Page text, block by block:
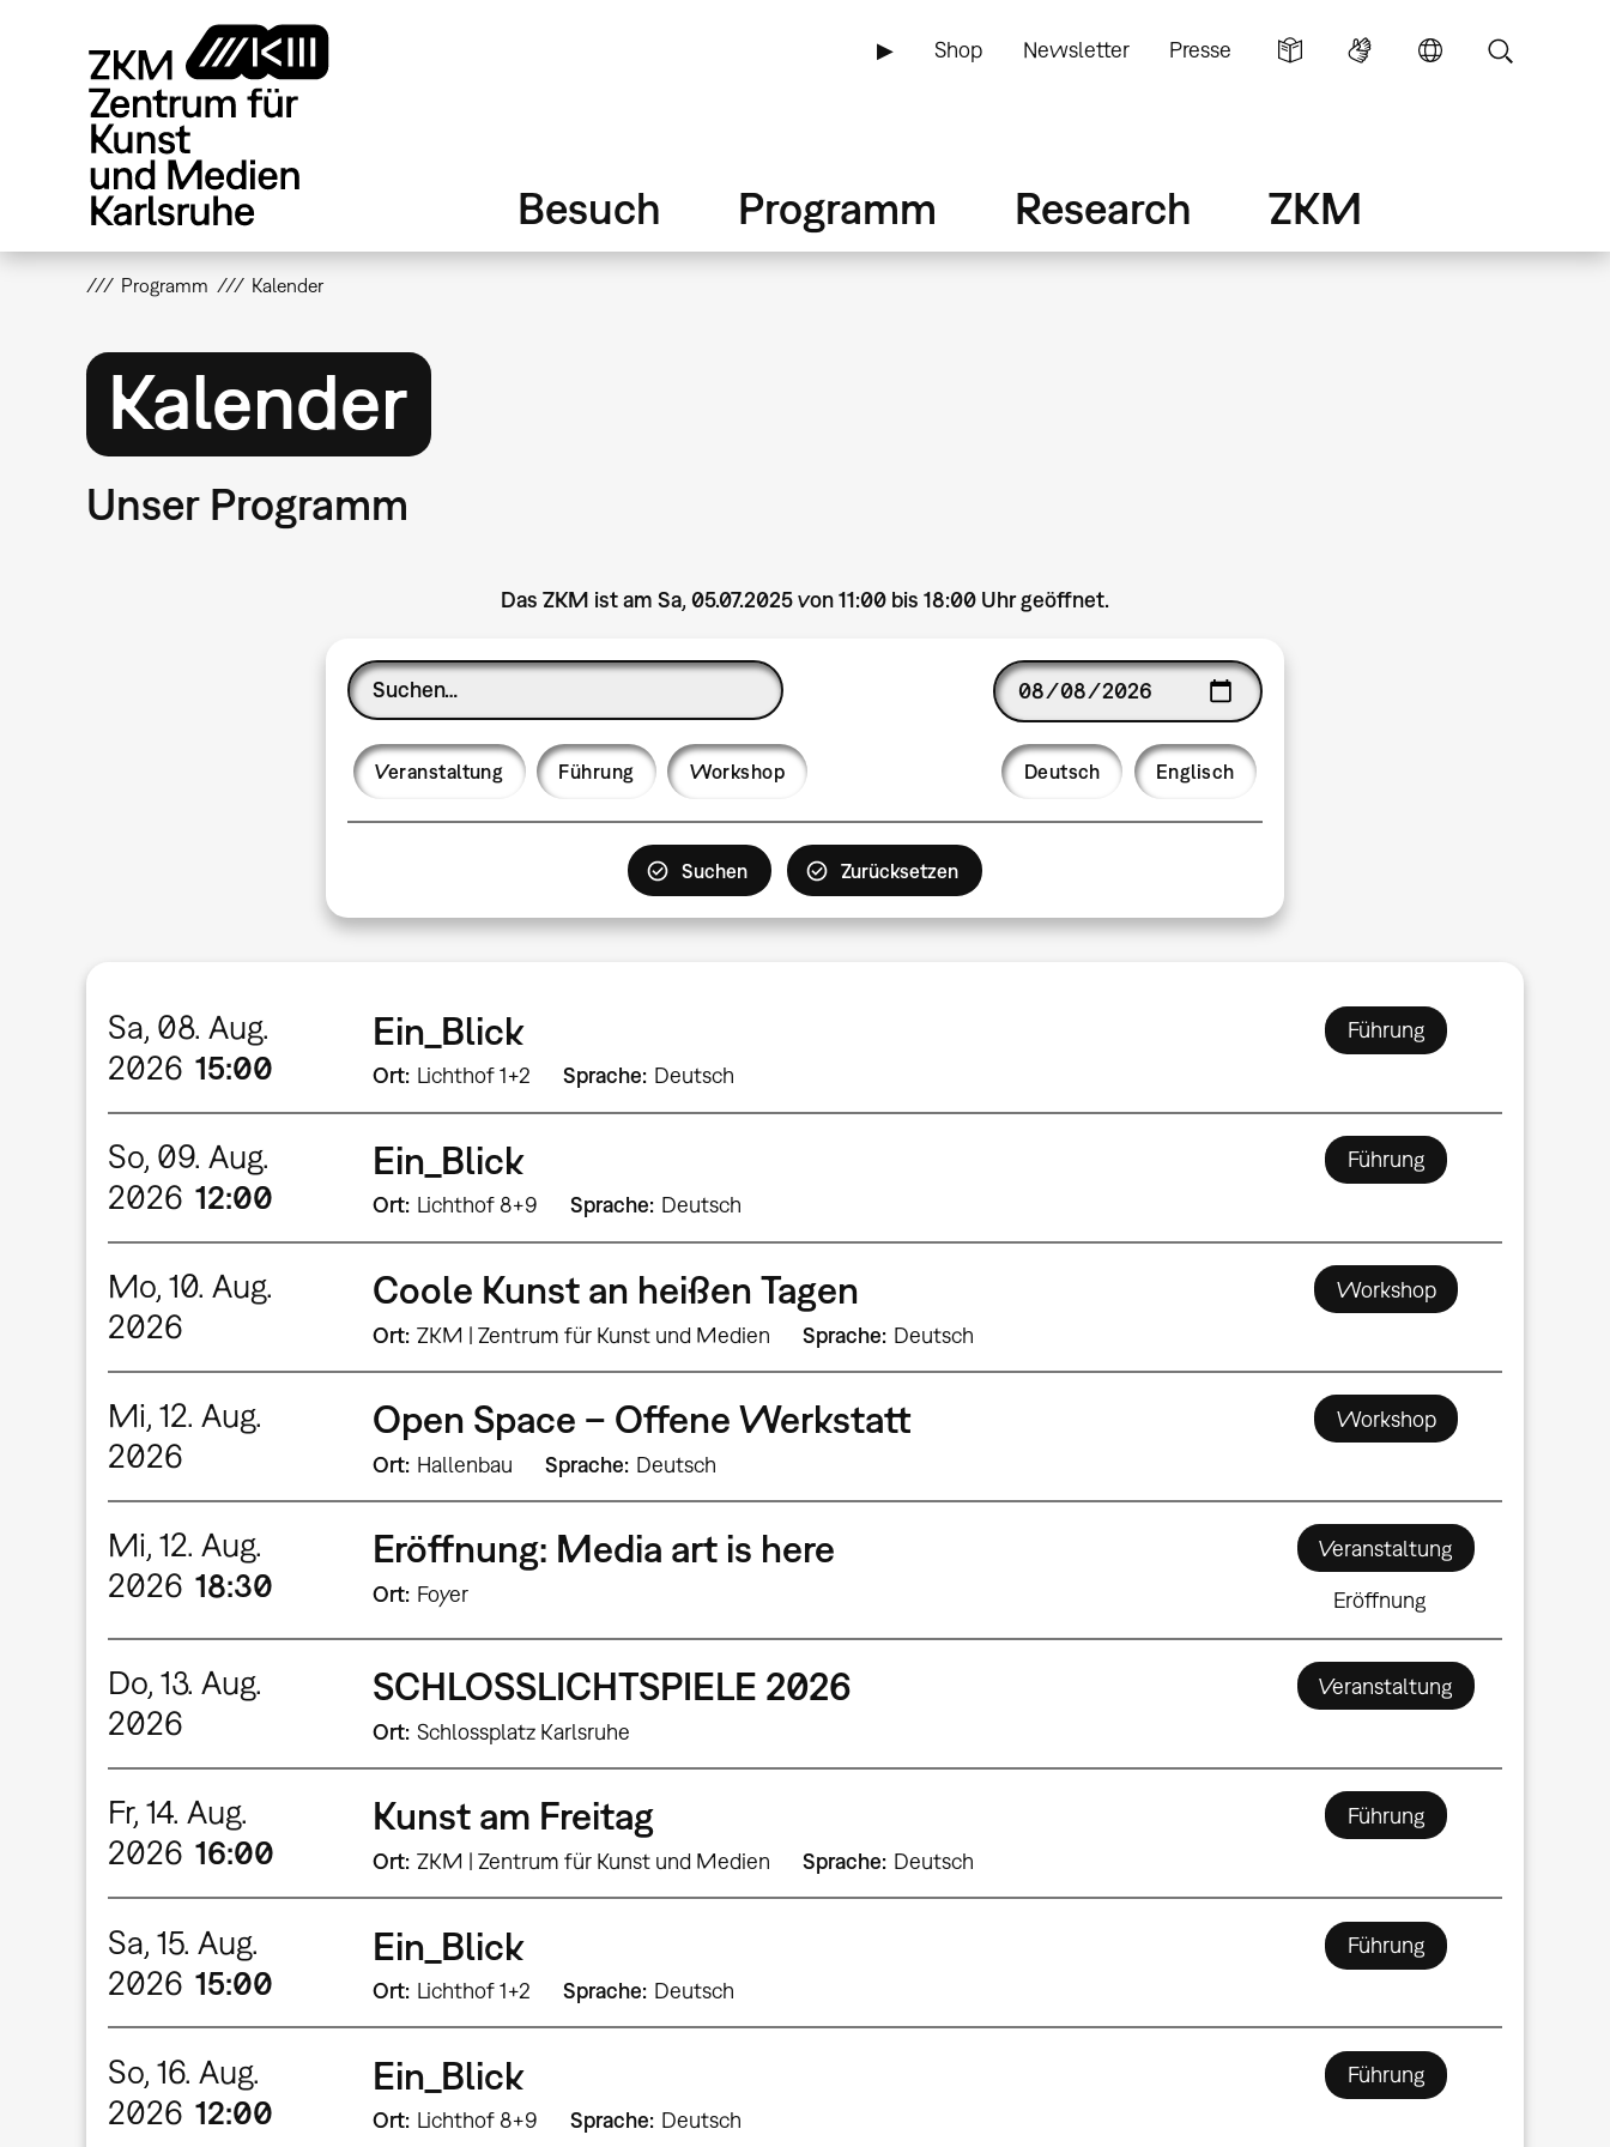
▶ Shop Newsletter Presse
Besuch Programm Research ZKM
Programm Kalender
Kalender
Unser Programm
Das ZKM ist am Sa, 05.07.2025 von 11:00 bis 18:00 Uhr geöffnet.
Date
Veranstaltung Führung Workshop Language
Deutsch Englisch
Sa, 08. Aug.
2026 15:00
Ein_Blick
Ort Lichthof 1+2 Sprache Deutsch
Führung
So, 09. Aug.
2026 12:00
Ein_Blick
Ort Lichthof 8+9 Sprache Deutsch
Führung
Mo, 10. Aug.
2026
Coole Kunst an heißen Tagen
Ort ZKM | Zentrum für Kunst und Medien Sprache Deutsch
Workshop
Mi, 12. Aug.
2026
Open Space – Offene Werkstatt
Ort Hallenbau Sprache Deutsch
Workshop
Mi, 12. Aug.
2026 18:30
Eröffnung: Media art is here
Ort Foyer
Veranstaltung
Eröffnung
Do, 13. Aug.
2026
SCHLOSSLICHTSPIELE 2026
Ort Schlossplatz Karlsruhe
Veranstaltung
Fr, 14. Aug.
2026 16:00
Kunst am Freitag
Ort ZKM | Zentrum für Kunst und Medien Sprache Deutsch
Führung
Sa, 15. Aug.
2026 15:00
Ein_Blick
Ort Lichthof 1+2 Sprache Deutsch
Führung
So, 16. Aug.
2026 12:00
Ein_Blick
Ort Lichthof 8+9 Sprache Deutsch
Führung